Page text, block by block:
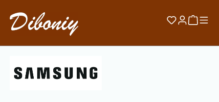
Zum Hauptinhalt springen
Du hast 0